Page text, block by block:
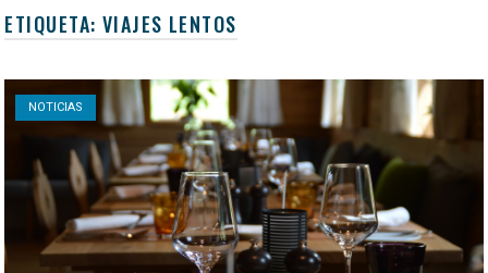
ETIQUETA: VIAJES LENTOS
NOTICIAS
Open post